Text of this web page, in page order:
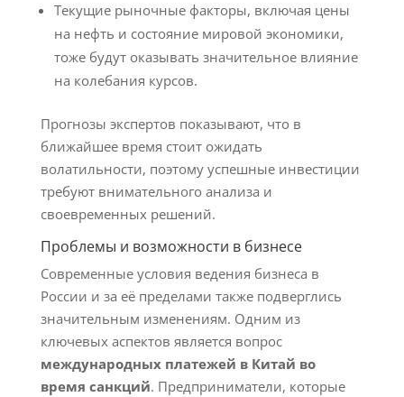
Текущие рыночные факторы, включая цены
на нефть и состояние мировой экономики,
тоже будут оказывать значительное влияние
на колебания курсов.
Прогнозы экспертов показывают, что в
ближайшее время стоит ожидать
волатильности, поэтому успешные инвестиции
требуют внимательного анализа и
своевременных решений.
Проблемы и возможности в бизнесе
Современные условия ведения бизнеса в
России и за её пределами также подверглись
значительным изменениям. Одним из
ключевых аспектов является вопрос
международных платежей в Китай во
время санкций. Предприниматели, которые